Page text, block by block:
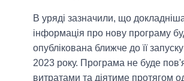
В уряді зазначили, що
інформація про нову програму
опублікована ближче до її
2023 року. Програма не буде
витратами та діятиме протягом